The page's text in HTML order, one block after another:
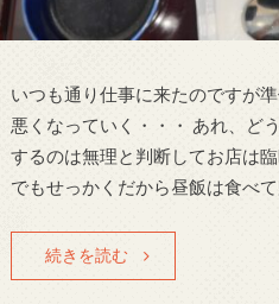
いつも通り仕事に来たのですが
悪くなっていく・・・ あれ、ど
するのは無理と判断してお店は
でもせっかくだから昼飯は食べ
続きを読む